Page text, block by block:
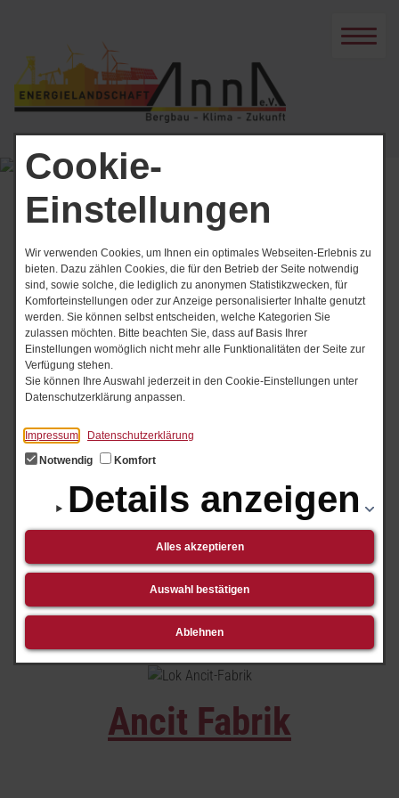
Cookie-
Einstellungen
Wir verwenden Cookies, um Ihnen ein optimales Webseiten-Erlebnis zu
bieten. Dazu zählen Cookies, die für den Betrieb der Seite notwendig
sind, sowie solche, die lediglich zu anonymen Statistikzwecken, für
Komforteinstellungen oder zur Anzeige personalisierter Inhalte genutzt
werden. Sie können selbst entscheiden, welche Kategorien Sie
zulassen möchten. Bitte beachten Sie, dass auf Basis Ihrer
Einstellungen womöglich nicht mehr alle Funktionalitäten der Seite zur
Verfügung stehen.
Sie können Ihre Auswahl jederzeit in den Cookie-Einstellungen unter
Datenschutzerklärung anpassen.
Impressum
Datenschutzerklärung
Notwendig
Komfort
Details anzeigen
Alles akzeptieren
Auswahl bestätigen
Ablehnen
Start Grubenloks
Grubenloks
Grube Emil Mayrisch
Sonderfahrten Anna N.
8
Grube Adolf
Ancit Fabrik